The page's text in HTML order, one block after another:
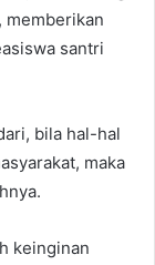
memberikan
santri
bila hal-hal
maka
keinginan